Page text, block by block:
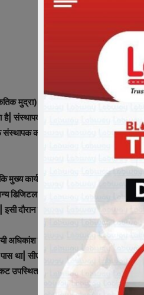
मुद्रा) एक्सचेंज में से एक के संस्थापक की
है| संस्थापक की अचानक मौत होने के बाद
को ही मालूम था|
मुख्य कार्यकारी अधिकारी एवं सह-संस्थापक
संपत्तियों की खरीद बिक्री करने में
दौरान क्रॉन बीमारी के कारण अचानक
अधिकांश मुद्राएं कोल्ड वैलेट खातों में
था| सीएनएन की खबर के अनुसार,
उपस्थित हो गया|